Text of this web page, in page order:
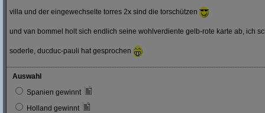
villa und der eingewechselte torres 2x sind die torschützen
und van bommel holt sich endlich seine wohlverdiente gelb-rote karte ab, ich
soderle, ducduc-pauli hat gesprochen
Auswahl
Spanien gewinnt
Holland gewinnt